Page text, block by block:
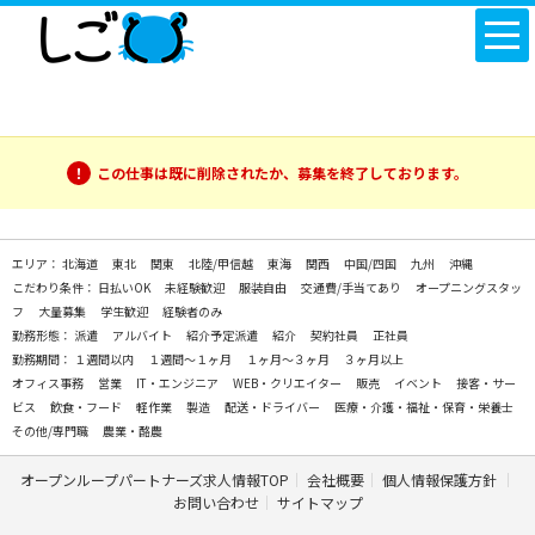
この仕事は既に削除されたか、募集を終了しております。
エリア： 北海道 東北 関東 北陸/甲信越 東海 関西 中国/四国 九州
沖縄
こだわり条件： 日払いOK 未経験歓迎 服装自由 交通費/手当てあり
オープニングスタッ
フ
大量募集 学生歓迎
経験者のみ
勤務形態： 派遣 アルバイト 紹介予定派遣 紹介 契約社員
正社員
勤務期間： １週間以内 １週間～１ヶ月 １ヶ月～３ヶ月
３ヶ月以上
オフィス事務
営業 IT・エンジニア WEB・クリエイター 販売 イベント
接客・サー
ビス
飲食・フード 軽作業 製造 配送・ドライバー
医療・介護・福祉・保育・栄養士
その他/専門職
農業・酪農
オープンループパートナーズ求人情報TOP 会社概要
個人情報保護方針
お問い合わせ
サイトマップ